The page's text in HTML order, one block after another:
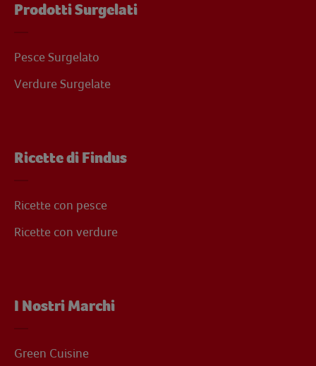
Prodotti Surgelati
Pesce Surgelato
Verdure Surgelate
Ricette di Findus
Ricette con pesce
Ricette con verdure
I Nostri Marchi
Green Cuisine